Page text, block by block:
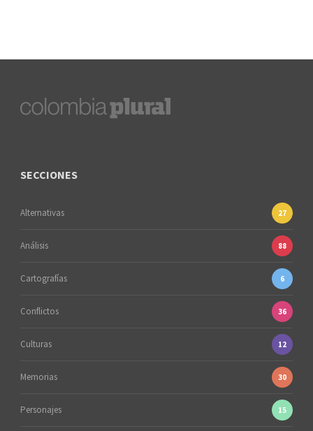
SECCIONES
Alternativas 27
Análisis 88
Cartografías 6
Conflictos 36
Culturas 12
Memorias 30
Personajes 15